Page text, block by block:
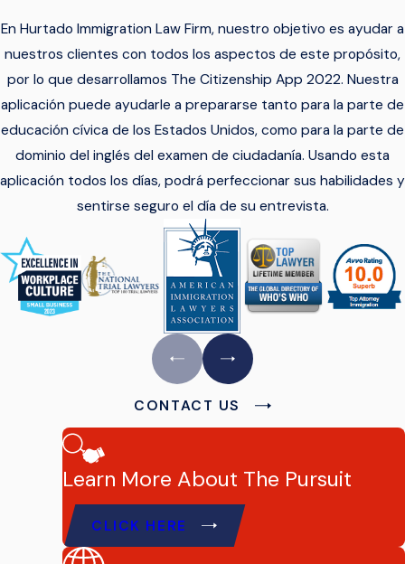
En Hurtado Immigration Law Firm, nuestro objetivo es ayudar a
nuestros clientes con todos los aspectos de este propósito,
por lo que desarrollamos The Citizenship App 2022. Nuestra
aplicación puede ayudarle a prepararse tanto para la parte de
educación cívica de los Estados Unidos, como para la parte de
dominio del inglés del examen de ciudadanía. Usando esta
aplicación todos los días, podrá perfeccionar sus habilidades y
sentirse seguro el día de su entrevista.
CONTACT US
Learn More About The Pursuit
CLICK HERE